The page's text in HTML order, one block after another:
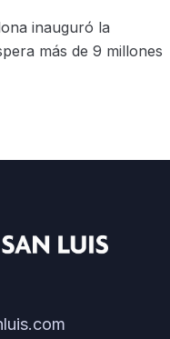
inauguró la
más de 9 millones